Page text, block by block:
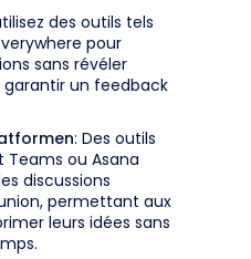
des outils tels
pour
sans révéler
un feedback
: Des outils
Teams ou Asana
discussions
permettant aux
leurs idées sans